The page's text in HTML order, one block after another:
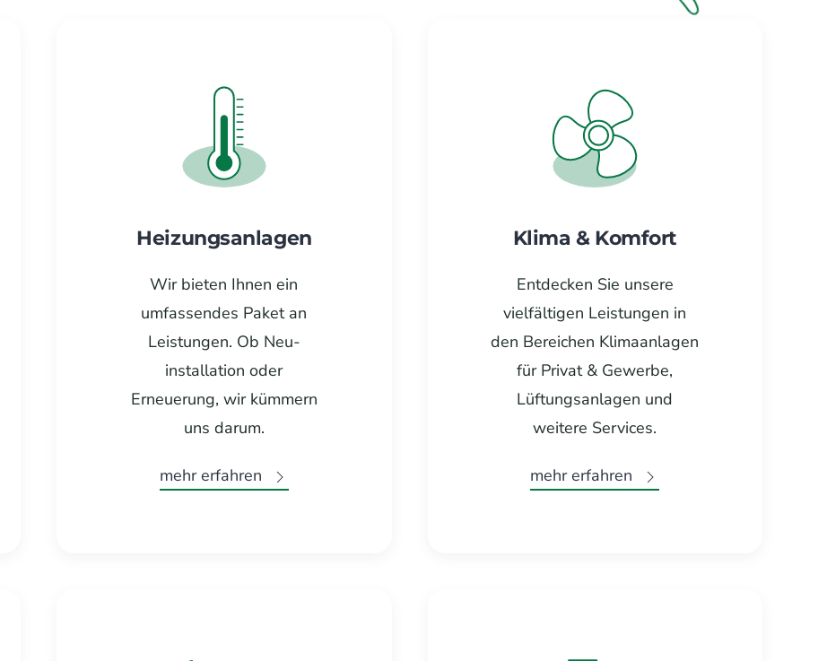
Heizungsanlagen
Wir bieten Ihnen ein
umfassendes Paket an
Leistungen. Ob Neu­
installation oder
Erneuerung, wir kümmern
uns darum.
mehr erfahren
Klima & Komfort
Entdecken Sie unsere
vielfältigen Leistungen in
den Bereichen Klimaanlagen
für Privat & Gewerbe,
Lüftungsanlagen und
weitere Services.
mehr erfahren